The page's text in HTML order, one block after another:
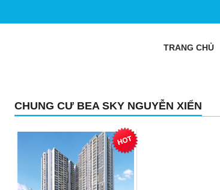
TRANG CHỦ
CHUNG CƯ BEA SKY NGUYỄN XIỂN